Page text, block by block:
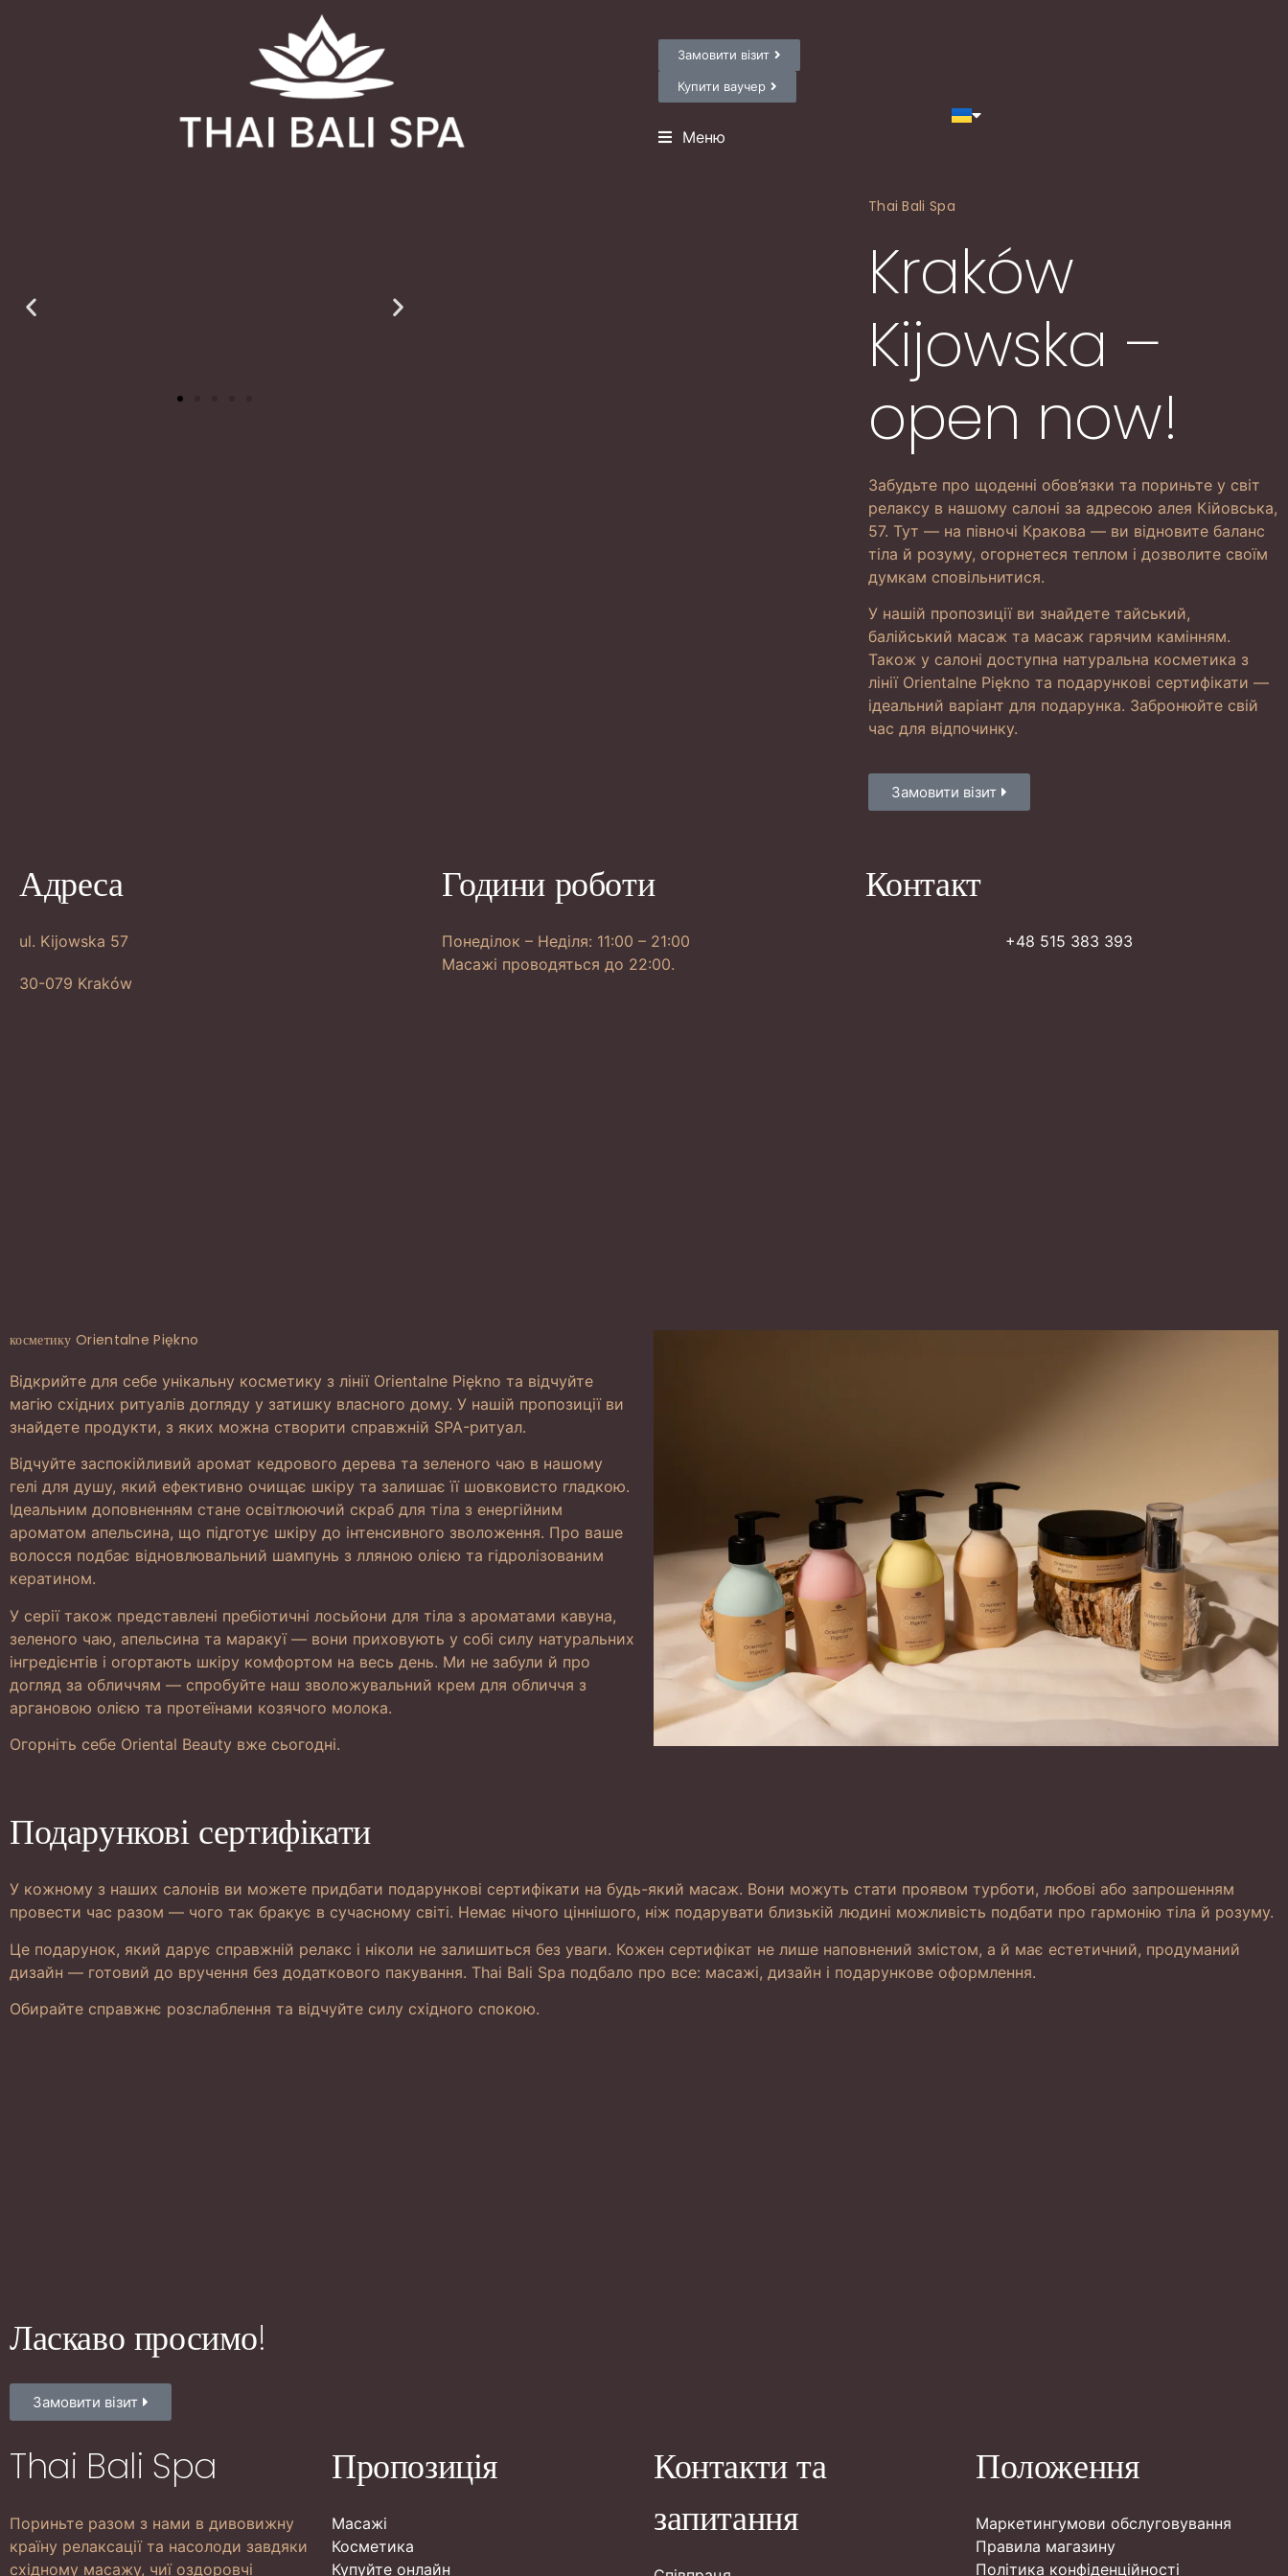
Замовити візит
Купити ваучер
Меню
Thai Bali Spa
Kraków
Kijowska –
open now!
Забудьте про щоденні обов’язки та пориньте у світ
релаксу в нашому салоні за адресою алея Кійовська,
57. Тут — на півночі Кракова — ви відновите баланс
тіла й розуму, огорнетеся теплом і дозволите своїм
думкам сповільнитися.
У нашій пропозиції ви знайдете тайський,
балійський масаж та масаж гарячим камінням.
Також у салоні доступна натуральна косметика з
лінії Orientalne Piękno та подарункові сертифікати —
ідеальний варіант для подарунка. Забронюйте свій
час для відпочинку.
Замовити візит
Адреса
ul. Kijowska 57
30-079 Kraków
Години роботи
Понеділок – Неділя: 11:00 – 21:00
Масажі проводяться до 22:00.
Контакт
+48 515 383 393
косметику Orientalne Piękno
Відкрийте для себе унікальну косметику з лінії Orientalne Piękno та відчуйте
магію східних ритуалів догляду у затишку власного дому. У нашій пропозиції ви
знайдете продукти, з яких можна створити справжній SPA-ритуал.
Відчуйте заспокійливий аромат кедрового дерева та зеленого чаю в нашому
гелі для душу, який ефективно очищає шкіру та залишає її шовковисто гладкою.
Ідеальним доповненням стане освітлюючий скраб для тіла з енергійним
ароматом апельсина, що підготує шкіру до інтенсивного зволоження. Про ваше
волосся подбає відновлювальний шампунь з лляною олією та гідролізованим
кератином.
У серії також представлені пребіотичні лосьйони для тіла з ароматами кавуна,
зеленого чаю, апельсина та маракуї — вони приховують у собі силу натуральних
інгредієнтів і огортають шкіру комфортом на весь день. Ми не забули й про
догляд за обличчям — спробуйте наш зволожувальний крем для обличчя з
аргановою олією та протеїнами козячого молока.
Огорніть себе Oriental Beauty вже сьогодні.
Подарункові сертифікати
У кожному з наших салонів ви можете придбати подарункові сертифікати на будь-який масаж. Вони можуть стати проявом турботи, любові або запрошенням
провести час разом — чого так бракує в сучасному світі. Немає нічого ціннішого, ніж подарувати близькій людині можливість подбати про гармонію тіла й розуму.
Це подарунок, який дарує справжній релакс і ніколи не залишиться без уваги. Кожен сертифікат не лише наповнений змістом, а й має естетичний, продуманий
дизайн — готовий до вручення без додаткового пакування. Thai Bali Spa подбало про все: масажі, дизайн і подарункове оформлення.
Обирайте справжнє розслаблення та відчуйте силу східного спокою.
Ласкаво просимо!
Замовити візит
Thai Bali Spa
Пориньте разом з нами в дивовижну
країну релаксації та насолоди завдяки
східному масажу, чиї оздоровчі
Пропозиція
Масажі
Косметика
Купуйте онлайн
Контакти та
запитання
Положення
Маркетингумови обслуговування
Правила магазину
Політика конфіденційності